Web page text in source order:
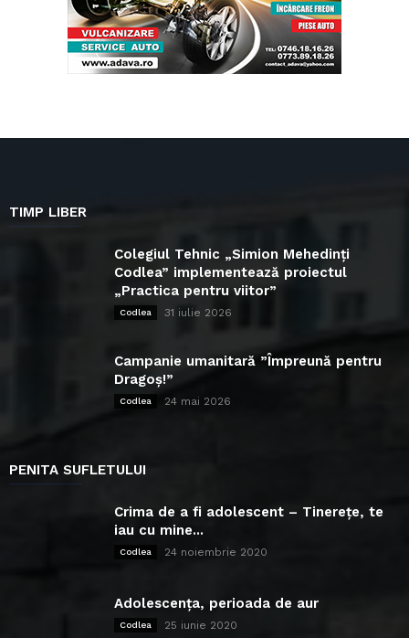
TIMP LIBER
Colegiul Tehnic „Simion Mehedinți
Codlea” implementează proiectul
„Practica pentru viitor”
Codlea 31 iulie 2026
Campanie umanitară ”Împreună pentru
Dragoș!”
Codlea 24 mai 2026
PENITA SUFLETULUI
Crima de a fi adolescent – Tinerețe, te
iau cu mine...
Codlea 24 noiembrie 2020
Adolescența, perioada de aur
Codlea 25 iunie 2020